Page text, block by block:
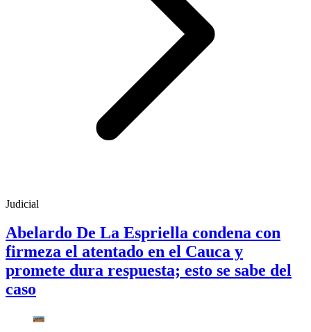
Judicial
Abelardo De La Espriella condena con
firmeza el atentado en el Cauca y
promete dura respuesta; esto se sabe del
caso